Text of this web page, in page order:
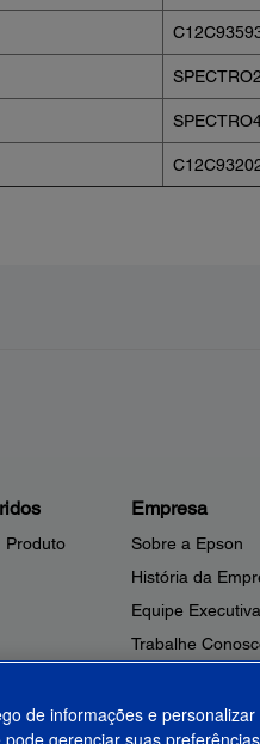
Produto
Empresa
Sobre a Epson
História da
Equipe Executiva
Trabalhe
Fale Conosco
de informações e
gerenciar suas